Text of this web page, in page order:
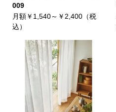
009
月額￥1,540～￥2,400（税
込）